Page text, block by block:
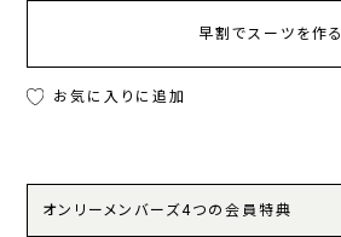
早割でスーツを作る
お気に入りに追加
オンリーメンバーズ4つの会員特典